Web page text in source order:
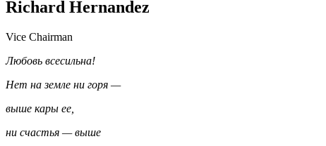
Richard Hernandez
Vice Chairman
Любовь всесильна!
Нет на земле ни горя —
выше кары ее,
ни счастья — выше